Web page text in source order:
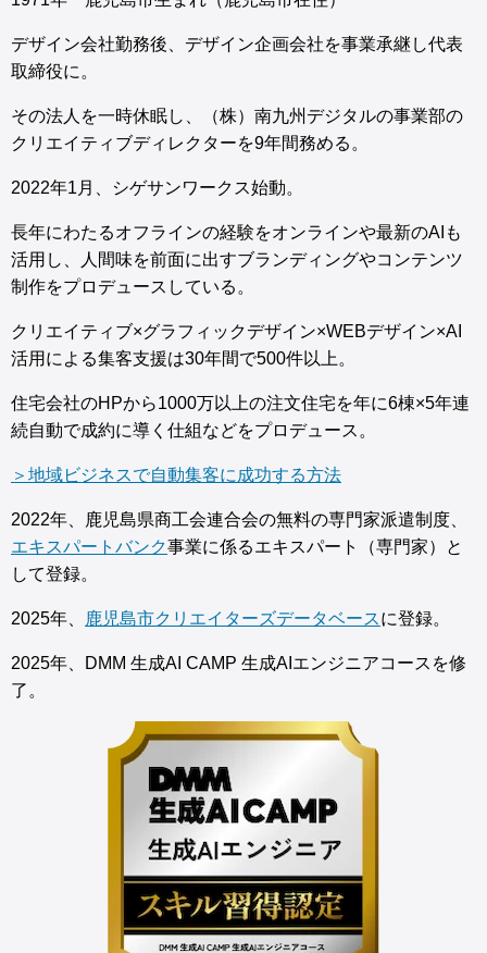
デザイン会社勤務後、デザイン企画会社を事業承継し代表
取締役に。
その法人を一時休眠し、（株）南九州デジタルの事業部の
クリエイティブディレクターを9年間務める。
2022年1月、シゲサンワークス始動。
長年にわたるオフラインの経験をオンラインや最新のAIも
活用し、人間味を前面に出すブランディングやコンテンツ
制作をプロデュースしている。
クリエイティブ×グラフィックデザイン×WEBデザイン×AI
活用による集客支援は30年間で500件以上。
住宅会社のHPから1000万以上の注文住宅を年に6棟×5年連
続自動で成約に導く仕組などをプロデュース。
＞地域ビジネスで自動集客に成功する方法
2022年、鹿児島県商工会連合会の無料の専門家派遣制度、
エキスパートバンク事業に係るエキスパート（専門家）と
して登録。
2025年、 鹿児島市クリエイターズデータベースに登録。
2025年、DMM 生成AI CAMP 生成AIエンジニアコースを修
了。